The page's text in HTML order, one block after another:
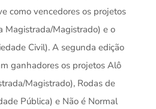
como vencedores os projetos
Magistrada/Magistrado) e o
Civil). A segunda edição
ganhadores os projetos Alô
Magistrado), Rodas de
Pública) e Não é Normal